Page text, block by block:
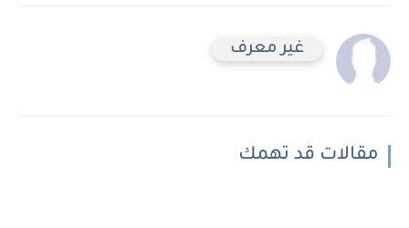
غير معرف
مقالات قد تهمك